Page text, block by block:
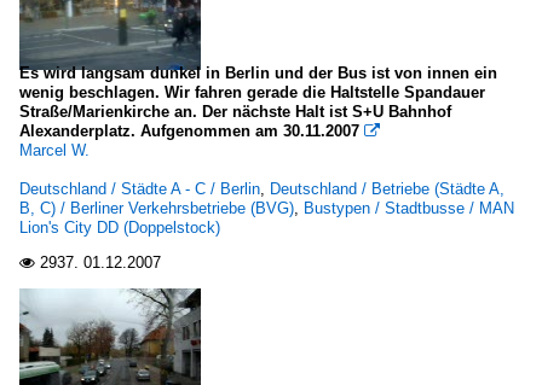
Es wird langsam dunkel in Berlin und der Bus ist von innen ein
wenig beschlagen. Wir fahren gerade die Haltstelle Spandauer
Straße/Marienkirche an. Der nächste Halt ist S+U Bahnhof
Alexanderplatz. Aufgenommen am 30.11.2007 
Marcel W.
Deutschland / Städte A - C / Berlin, Deutschland / Betriebe (Städte A,
B, C) / Berliner Verkehrsbetriebe (BVG), Bustypen / Stadtbusse / MAN
Lion's City DD (Doppelstock)
 2937. 01.12.2007